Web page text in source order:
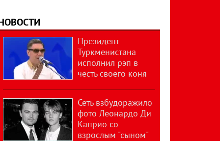
Президент
Туркменистана
исполнил рэп в
честь своего коня
Сеть взбудоражило
фото Леонардо Ди
Каприо со
взрослым "сыном"